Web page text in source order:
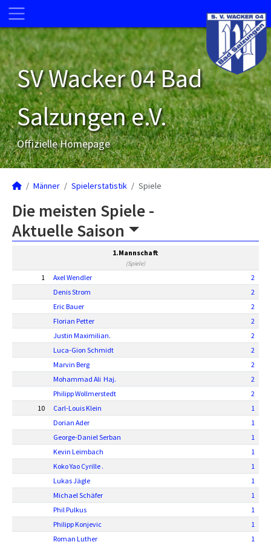
SV Wacker 04 Bad
Salzungen e.V.
Offizielle Homepage
Männer Spielerstatistik Spiele
Die meisten Spiele -
Aktuelle Saison
1.Mannschaft
(Spiele)
1 Axel Wendler
2
Denis Strom
2
Eric Bauer
2
Florian Petter
2
Justin Maximilian.
2
Luca-Gion Schmidt
2
Marvin Berg
2
Mohammad Ali Haj.
2
Philipp Wollmerstedt
2
10
Carl-Louis Klein
1
Dorian Ader
1
George-Daniel Serban
1
Kevin Leimbach
1
Koko Yao Cyrille .
1
Lukas Jägle
1
Michael Schäfer
1
Phil Pulkus
1
Philipp Konjevic
1
Roman Luther
1